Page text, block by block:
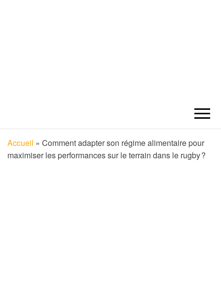
TOULOUSE
ACTUALITÉS
SORTIES
votre guide ultime pour explorer cette
ville historique et vibrante !
Accueil » Comment adapter son régime alimentaire pour
maximiser les performances sur le terrain dans le rugby ?